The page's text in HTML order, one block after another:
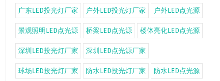
广东LED投光灯厂家 户外LED投光灯厂家 户外LED点光源
景观照明LED点光源 桥梁LED点光源 楼体亮化LED点光源
深圳LED投光灯厂家 深圳LED点光源厂家
球场LED投光灯厂家 防水LED投光灯厂家 防水LED点光源